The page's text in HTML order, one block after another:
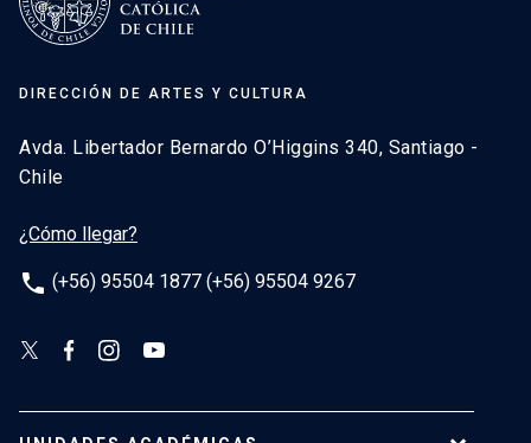
DIRECCIÓN DE ARTES Y CULTURA
Avda. Libertador Bernardo O’Higgins 340, Santiago -
Chile
¿Cómo llegar?
phone (+56) 95504 1877 (+56) 95504 9267